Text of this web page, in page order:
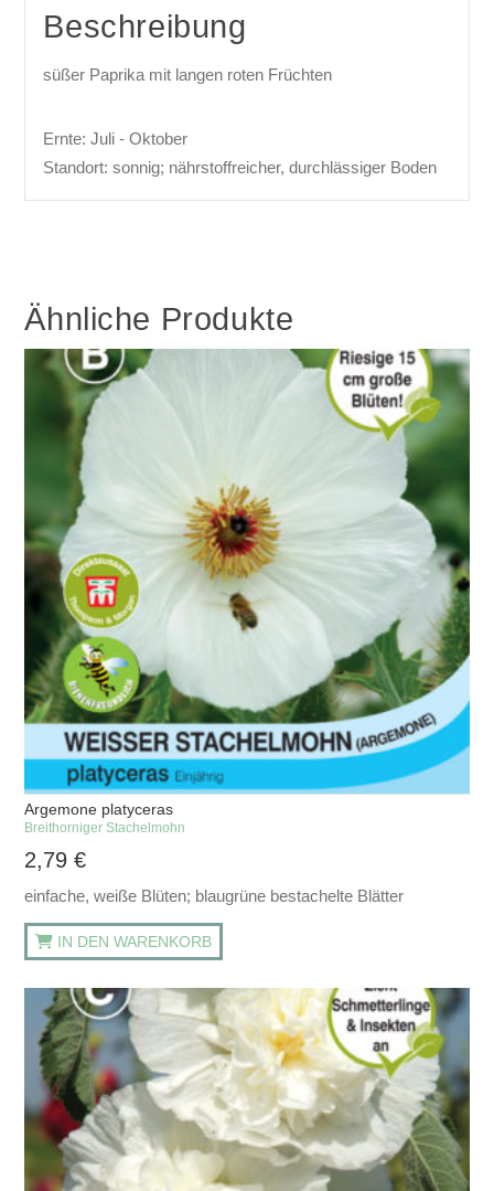
Beschreibung
süßer Paprika mit langen roten Früchten
Ernte: Juli - Oktober
Standort: sonnig; nährstoffreicher, durchlässiger Boden
Ähnliche Produkte
Argemone platyceras
Breithorniger Stachelmohn
2,79€
einfache, weiße Blüten; blaugrüne bestachelte Blätter
IN DEN WARENKORB